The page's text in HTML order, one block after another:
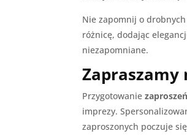
Nie zapomnij o
różnicę, dodając
niezapomniane.
Zapraszamy
Przygotowanie
imprezy.
zaproszonych poczuje